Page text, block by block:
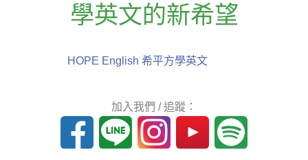
學英文的新希望
HOPE English 希平方學英文
加入我們 / 追蹤：